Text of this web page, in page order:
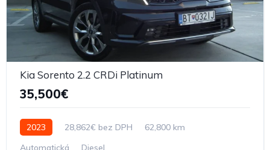
Kia Sorento 2.2 CRDi Platinum
35,500€
2023 28,862€ bez DPH
62,800 km
Automatická
Diesel